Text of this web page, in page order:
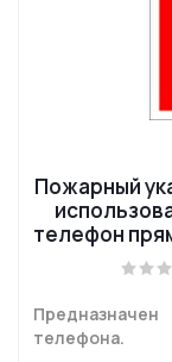
Пожарный
телефон
телефона.